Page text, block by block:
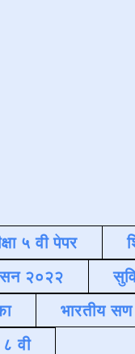
५ वी पेपर
सन २०२२
भारतीय सण
वी